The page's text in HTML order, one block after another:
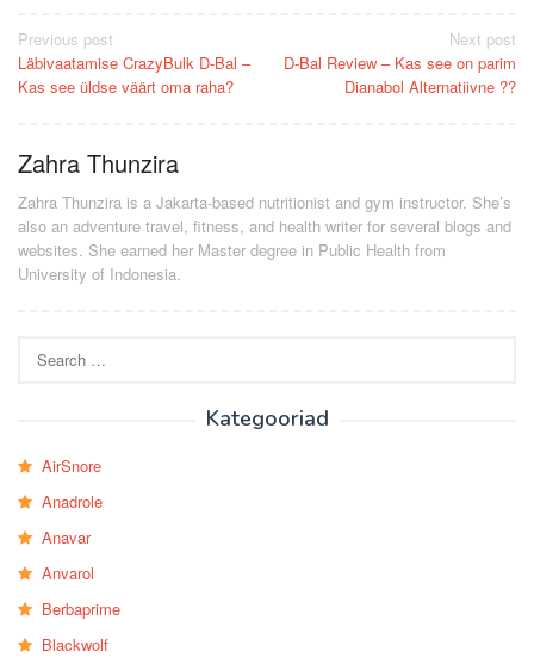
Post
navigation
Previous post
Läbivaatamise CrazyBulk D-Bal –
Kas see üldse väärt oma raha?
Next post
D-Bal Review – Kas see on parim
Dianabol Alternatiivne ??
Zahra Thunzira
Zahra Thunzira is a Jakarta-based nutritionist and gym instructor. She’s
also an adventure travel, fitness, and health writer for several blogs and
websites. She earned her Master degree in Public Health from
University of Indonesia.
for:
Kategooriad
AirSnore
Anadrole
Anavar
Anvarol
Berbaprime
Blackwolf